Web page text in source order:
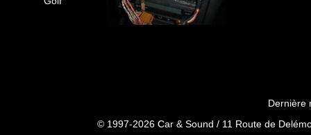
Dernière
© 1997-2026 Car & Sound / 11 Route de